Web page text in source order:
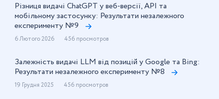
Різниця видачі ChatGPT у веб-версії, API та
мобільному застосунку: Результати незалежного
експерименту №9
6 Лютого 2026 456 просмотров
Залежність видачі LLM від позицій у Google та Bing:
Результати незалежного експерименту №8
19 Грудня 2025 456 просмотров